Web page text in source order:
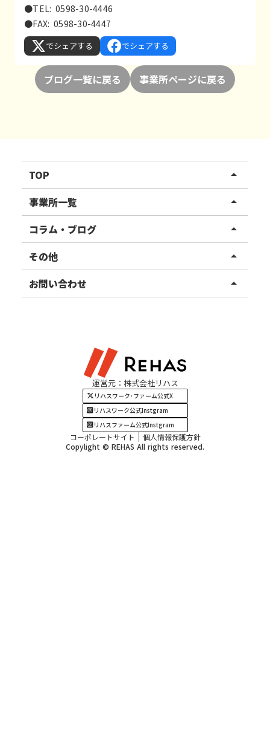
●TEL: 0598-30-4446
●FAX: 0598-30-4447
でシェアする でシェアする
ブログ一覧に戻る 事業所ページに戻る
TOP arrow_drop_up
リハスワーク
リハスファーム
事業所一覧 arrow_drop_up
関東エリア
東北エリア
甲信越エリア
四国・九州エリア
コラム・ブログ arrow_drop_up
事業所ブログ
ご利用者様の声
その他 arrow_drop_up
お知らせ
お問い合わせ arrow_drop_up
運営元：株式会社リハス
リハスワーク･ファーム公式X
リハスワーク公式Instgram
リハスファーム公式Instgram
コーポレートサイト
個人情報保護方針
Copylight © REHAS All rights reserved.